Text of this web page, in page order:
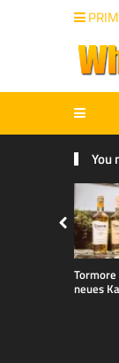
You
neues